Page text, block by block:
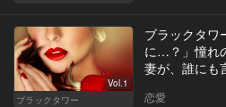
Vol.1
ブラックタワー
ブラックタワ
に…？」憧れ
妻が、誰にも
恋愛